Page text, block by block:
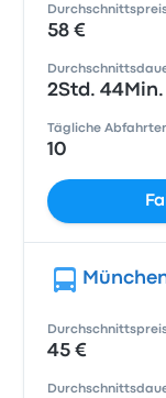
58 €
2Std. 44Min.
Tägliche
10
45 €